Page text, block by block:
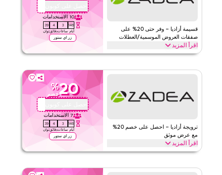
الحد الأدنى للطلب
لا شيء
ويب/تطبيق
الفئات
على مستوى الموقع
قسيمة أزاديا – وفر حتى 20% على
صفقات العروض الموسمية/العطلات
اقرأ المزيد
احصل على كوبون
10 الاستخدامات
146
أيام
3
ساعات
4
دقائق
39
ثوان
زر اي ستور
وفر حتى 20% خصم مع خصومات إضافية تصل إلى 70% باستخدام كود
الجمعة البيضاء، وغيرها من العروض الموسمية. استرد الآن.
الحد الأدنى للطلب
ويب/تطبيق
الفئات
على مستوى الموقع
ترويجة أزاديا – احصل على خصم 20%
مع عرض موثق
اقرأ المزيد
20
%
خصم
احصل على كوبون
7 الاستخدامات
146
أيام
3
ساعات
4
دقائق
39
ثوان
زر اي ستور
احصل على خصم 20% على تسوق الأزياء وأسلوب الحياة مع عرض أزاديا
وحقائب اليد ومنتجات التجميل والإكسسوارات اليوم.